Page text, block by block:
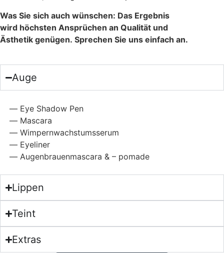
Was Sie sich auch wünschen: Das Ergebnis
wird höchsten Ansprüchen an Qualität und
Ästhetik genügen. Sprechen Sie uns einfach an.
Auge
Eye Shadow Pen
Mascara
Wimpernwachstumsserum
Eyeliner
Augenbrauenmascara & – pomade
Lippen
Teint
Extras